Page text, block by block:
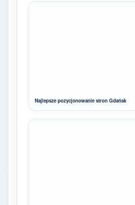
Najlepsze pozycjonowanie stron Gdańsk